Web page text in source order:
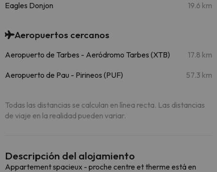
Eagles Donjon 19.6 km
Aeropuertos cercanos
Aeropuerto de Tarbes - Aeródromo Tarbes (XTB) 17.8 km
Aeropuerto de Pau - Pirineos (PUF) 57.3 km
Todas las distancias se calculan en línea recta. Las distancias
de viaje en la realidad pueden variar.
Descripción del alojamiento
Appartement spacieux - proche centre et therme está en